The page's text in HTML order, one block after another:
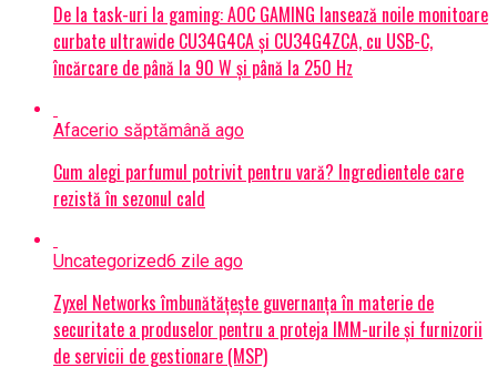
De la task-uri la gaming: AOC GAMING lansează noile monitoare
curbate ultrawide CU34G4CA și CU34G4ZCA, cu USB-C,
încărcare de până la 90 W și până la 250 Hz
Afacerio săptămână ago
Cum alegi parfumul potrivit pentru vară? Ingredientele care
rezistă în sezonul cald
Uncategorized6 zile ago
Zyxel Networks îmbunătățește guvernanța în materie de
securitate a produselor pentru a proteja IMM-urile și furnizorii
de servicii de gestionare (MSP)